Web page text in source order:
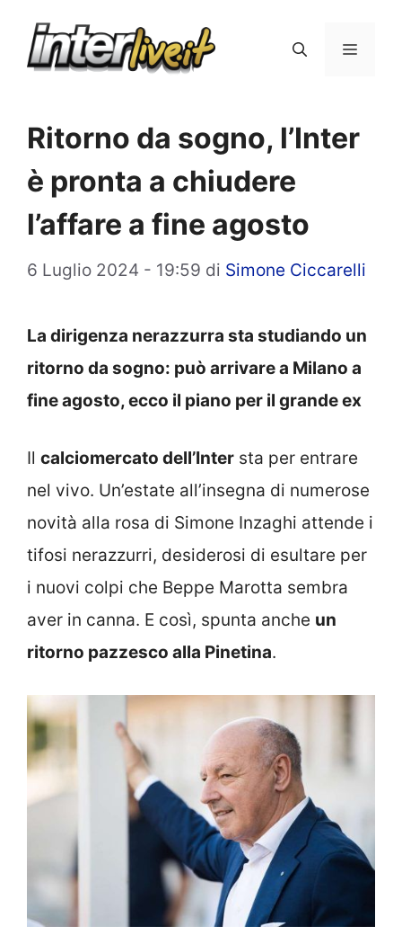
Menu
Ritorno da sogno, l’Inter
è pronta a chiudere
l’affare a fine agosto
6 Luglio 2024 - 19:59 di Simone Ciccarelli
La dirigenza nerazzurra sta studiando un
ritorno da sogno: può arrivare a Milano a
fine agosto, ecco il piano per il grande ex
Il calciomercato dell’Inter sta per entrare
nel vivo. Un’estate all’insegna di numerose
novità alla rosa di Simone Inzaghi attende i
tifosi nerazzurri, desiderosi di esultare per
i nuovi colpi che Beppe Marotta sembra
aver in canna. E così, spunta anche un
ritorno pazzesco alla Pinetina.